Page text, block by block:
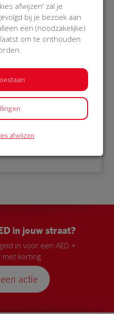
2018
donateurs
in jouw straat?
in voor een AED +
met korting
actie
afwijzen' zal je
bij je bezoek aan
een (noodzakelijke)
om te onthouden
afwijzen